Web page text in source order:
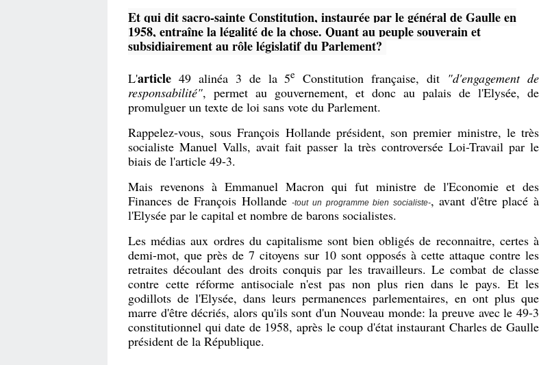
Et qui dit sacro-sainte Constitution, instaurée par le général de Gaulle en
1958, entraîne la légalité de la chose. Quant au peuple souverain et
subsidiairement au rôle législatif du Parlement?
L'article 49 alinéa 3 de la 5e Constitution française, dit "d'engagement de
responsabilité", permet au gouvernement, et donc au palais de l'Elysée, de
promulguer un texte de loi sans vote du Parlement.
Rappelez-vous, sous François Hollande président, son premier ministre, le très
socialiste Manuel Valls, avait fait passer la très controversée Loi-Travail par le
biais de l'article 49-3.
Mais revenons à Emmanuel Macron qui fut ministre de l'Economie et des
Finances de François Hollande-tout un programme bien socialiste-, avant d'être placé à
l'Elysée par le capital et nombre de barons socialistes.
Les médias aux ordres du capitalisme sont bien obligés de reconnaitre, certes à
demi-mot, que près de 7 citoyens sur 10 sont opposés à cette attaque contre les
retraites découlant des droits conquis par les travailleurs. Le combat de classe
contre cette réforme antisociale n'est pas non plus rien dans le pays. Et les
godillots de l'Elysée, dans leurs permanences parlementaires, en ont plus que
marre d'être décriés, alors qu'ils sont d'un Nouveau monde: la preuve avec le 49-3
constitutionnel qui date de 1958, après le coup d'état instaurant Charles de Gaulle
président de la République.